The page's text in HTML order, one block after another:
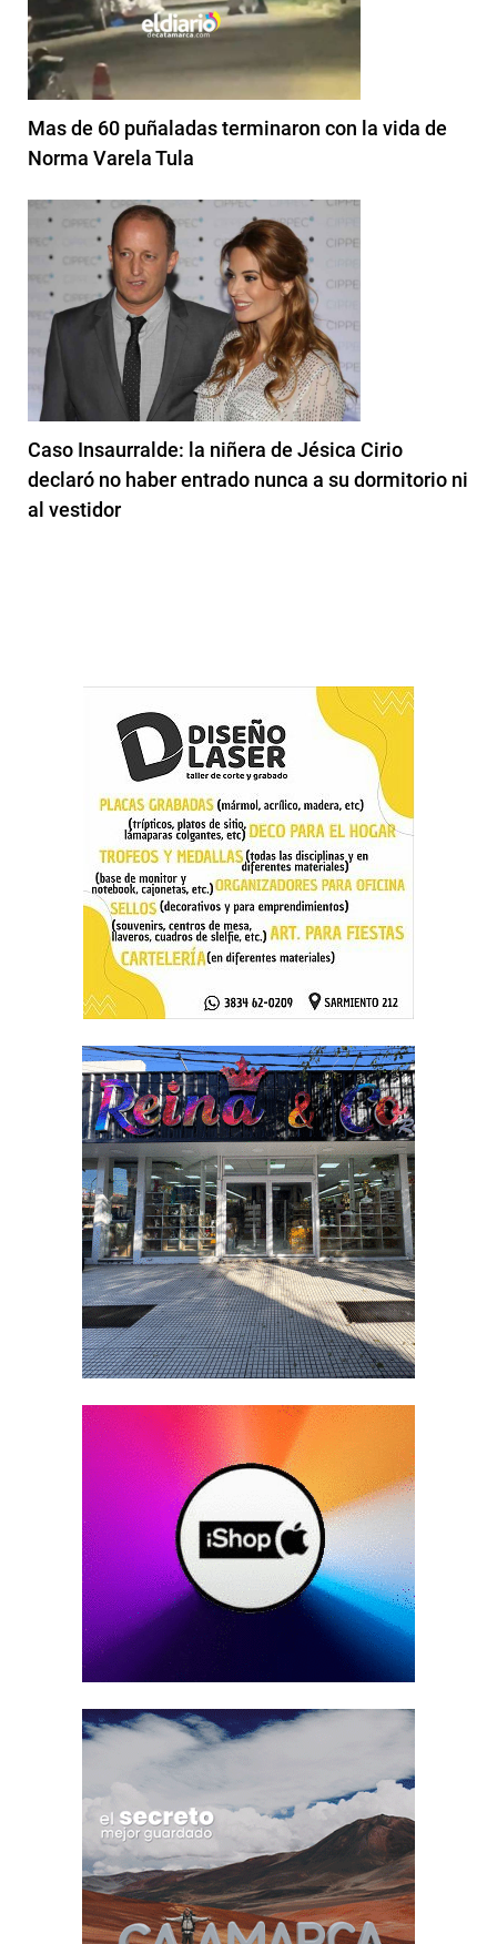
Mas de 60 puñaladas terminaron con la vida de
Norma Varela Tula
Caso Insaurralde: la niñera de Jésica Cirio
declaró no haber entrado nunca a su dormitorio ni
al vestidor